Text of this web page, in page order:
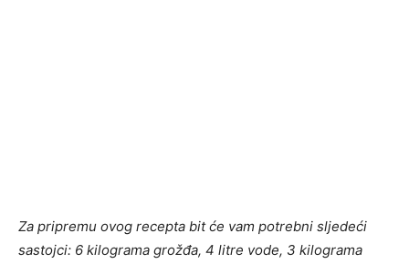
Za pripremu ovog recepta bit će vam potrebni sljedeći
sastojci: 6 kilograma grožđa, 4 litre vode, 3 kilograma